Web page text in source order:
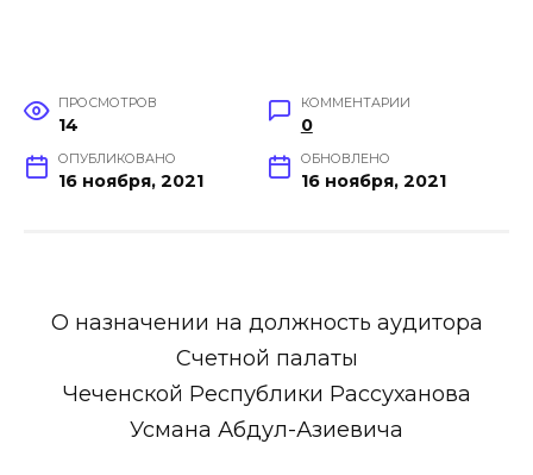
ПРОСМОТРОВ
14
КОММЕНТАРИИ
0
ОПУБЛИКОВАНО
16 ноября, 2021
ОБНОВЛЕНО
16 ноября, 2021
О назначении на должность аудитора
Счетной палаты
Чеченской Республики Рассуханова
Усмана Абдул-Азиевича